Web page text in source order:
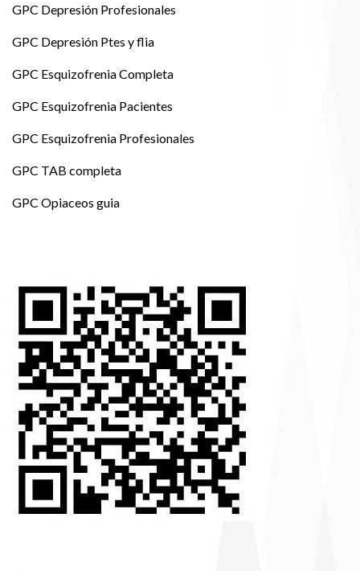
GPC Depresión Profesionales
GPC Depresión Ptes y flia
GPC Esquizofrenia Completa
GPC Esquizofrenia Pacientes
GPC Esquizofrenia Profesionales
GPC TAB completa
GPC Opiaceos guia